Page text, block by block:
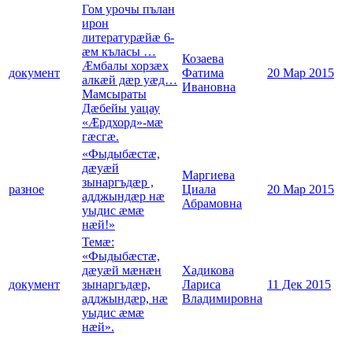
документ
Гом урочы пълан
ирон
литературæйæ 6-
æм къласы …
Æмбалы хорзæх
алкæй дæр уæд…
Мамсыраты
Дæбейы уацау
«Æрдхорд»-мæ
гæсгæ.
Козаева
Фатима
Ивановна
20 Мар 2015
разное
«Фыдыбæстæ,
дæуæй
зынаргъдæр ,
адджындæр нæ
уыдис æмæ
нæй!»
Маргиева
Циала
Абрамовна
20 Мар 2015
документ
Темæ:
«Фыдыбæстæ,
дæуæй мæнæн
зынаргъдæр,
адджындæр, нæ
уыдис æмæ
нæй».
Хадикова
Лариса
Владимировна
11 Дек 2015